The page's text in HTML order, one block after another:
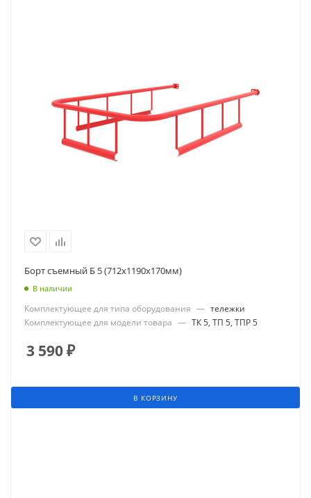
Борт съемный Б 5 (712х1190х170мм)
В наличии
Комплектующее для типа оборудования — тележки
Комплектующее для модели товара — ТК 5, ТП 5, ТПР 5
3 590₽
В КОРЗИНУ